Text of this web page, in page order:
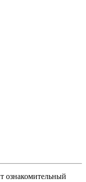
ознакомительный